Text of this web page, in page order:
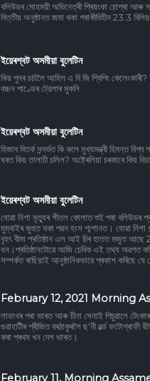
বলিউডৰ মোহময়ী অভিনেত্ৰী প্ৰিয়ংকা চোপ্ৰা আৰু
বিত্তীয় অনুষ্ঠানত জমা থকা গৰাকীবিহীন 23.3
ইয়েৰশ্বট অসমীয়া বুলেটিন
কিয় পুনৰ চর্চালৈ আহিল এ বি জি শ্বিপিং
বচ্চন পাণ্ডেৰ ট্রেলাৰ মুকলি
ইয়েৰশ্বট অসমীয়া বুলেটিন
হিজাব বিতৰ্ক সন্দৰ্ভত কি কলে মুখ্যমন্ত্ৰী হিমন্ত
ঘৰত কিয় তালাচী চলিল? অষ্ট্ৰেলিয়া চৰকাৰে কিয়
ইয়েৰশ্বট অসমীয়া বুলেটিন
যোৱা নিশা মৃত্যুৰ শীতল কোলাত শুই পৰা বলিউডৰ
মুম্বাইৰ জুহুত থকা পৱন হংস শ্মশানত। যোৱা
বৃহৎ বীমা প্ৰতিষ্ঠান এল আই চিৰ হাতত মজুত
ধন।প্ৰতিষ্ঠানটোৱে আজি চেবিক এই তথ্য অৱগত
সম্পৰ্কত ৰাছিয়াই আনুষ্ঠানিকভাৱে প্ৰকাশ কৰিছে
February 12, 2021 Morning
লাডাখৰ পৰা ভাৰত আৰু চীনা সেনাই পিচুৱালে
গুৱাহাটীৰ শ্ৰীজিত বৰঠাকুৰলৈ ছ'নী ৱৰ্ল্ড
কৰা প্ৰথম খন দেশ ভাৰত।
February 11, Morning